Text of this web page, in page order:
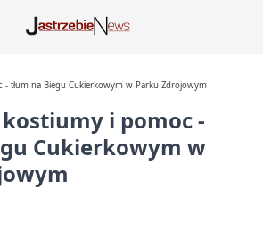
- tłum na Biegu Cukierkowym w Parku Zdrojowym
i pomoc -
Cukierkowym w